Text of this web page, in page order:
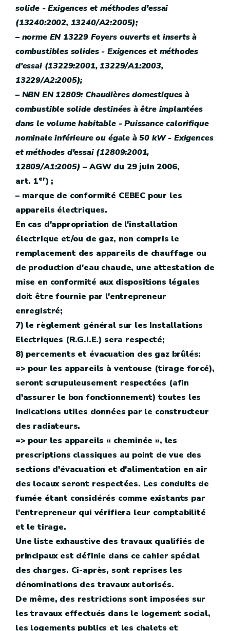
solide - Exigences et méthodes d'essai
(13240:2002, 13240/A2:2005);
– norme EN 13229 Foyers ouverts et inserts à
combustibles solides - Exigences et méthodes
d'essai (13229:2001, 13229/A1:2003,
13229/A2:2005);
– NBN EN 12809: Chaudières domestiques à
combustible solide destinées à être implantées
dans le volume habitable - Puissance calorifique
nominale inférieure ou égale à 50 kW - Exigences
et méthodes d'essai (12809:2001,
12809/A1:2005) – AGW du 29 juin 2006,
art. 1er) ;
– marque de conformité CEBEC pour les
appareils électriques.
En cas d'appropriation de l'installation
électrique et/ou de gaz, non compris le
remplacement des appareils de chauffage ou
de production d'eau chaude, une attestation de
mise en conformité aux dispositions légales
doit être fournie par l'entrepreneur
enregistré;
7) le règlement général sur les Installations
Electriques (R.G.I.E.) sera respecté;
8) percements et évacuation des gaz brûlés:
=> pour les appareils à ventouse (tirage forcé),
seront scrupuleusement respectées (afin
d'assurer le bon fonctionnement) toutes les
indications utiles données par le constructeur
des radiateurs.
=> pour les appareils « cheminée », les
prescriptions classiques au point de vue des
sections d'évacuation et d'alimentation en air
des locaux seront respectées. Les conduits de
fumée étant considérés comme existants par
l'entrepreneur qui vérifiera leur comptabilité
et le tirage.
Une liste exhaustive des travaux qualifiés de
principaux est définie dans ce cahier spécial
des charges. Ci-après, sont reprises les
dénominations des travaux autorisés.
De même, des restrictions sont imposées sur
les travaux effectués dans le logement social,
les logements publics et les chalets et